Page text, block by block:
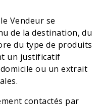
Vendeur se
de la destination, du
du type de produits
un justificatif
ou un extrait
contactés par